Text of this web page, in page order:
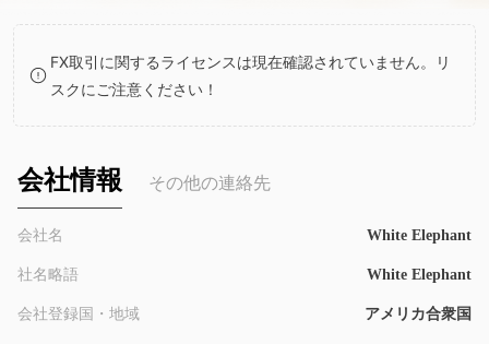
6
7
8
4
5
6
5
6
FX取引に関するライセンスは現在確認されていません。リ
スクにご注意ください！
会社情報 その他の連絡先
会社名 White Elephant
社名略語 White Elephant
会社登録国・地域 アメリカ合衆国